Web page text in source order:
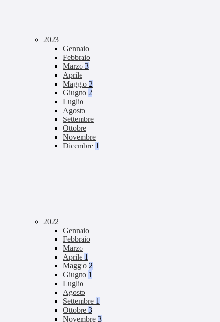
2023
Gennaio
Febbraio
Marzo 3
Aprile
Maggio 2
Giugno 2
Luglio
Agosto
Settembre
Ottobre
Novembre
Dicembre 1
2022
Gennaio
Febbraio
Marzo
Aprile 1
Maggio 2
Giugno 1
Luglio
Agosto
Settembre 1
Ottobre 3
Novembre 3